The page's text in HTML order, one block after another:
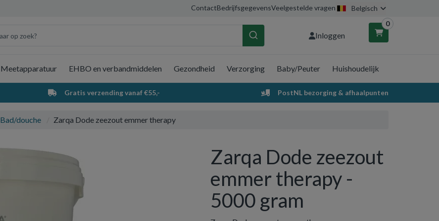
ContactBedrijfsgegevensVeelgestelde vragen Belgisch
Inloggen
0
Winkelwagen
Meetapparatuur EHBO en verbandmiddelen Gezondheid Verzorging Baby/Peuter Huishoudelijk
Gratis verzending vanaf €55,- PostNL bezorging & afhaalpunten
Bad/douche Zarqa Dode zeezout emmer therapy
Zarqa Dode zeezout
emmer therapy -
5000 gram